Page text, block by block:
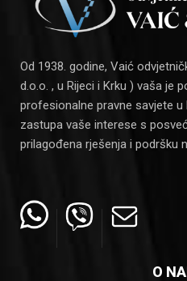
Od 1938. godine, Vaić
d.o.o. , u Rijeci i Krku ) vaša je
profesionalne pravne savjete u
zastupa vaše interese s
prilagođena rješenja i podršku
O